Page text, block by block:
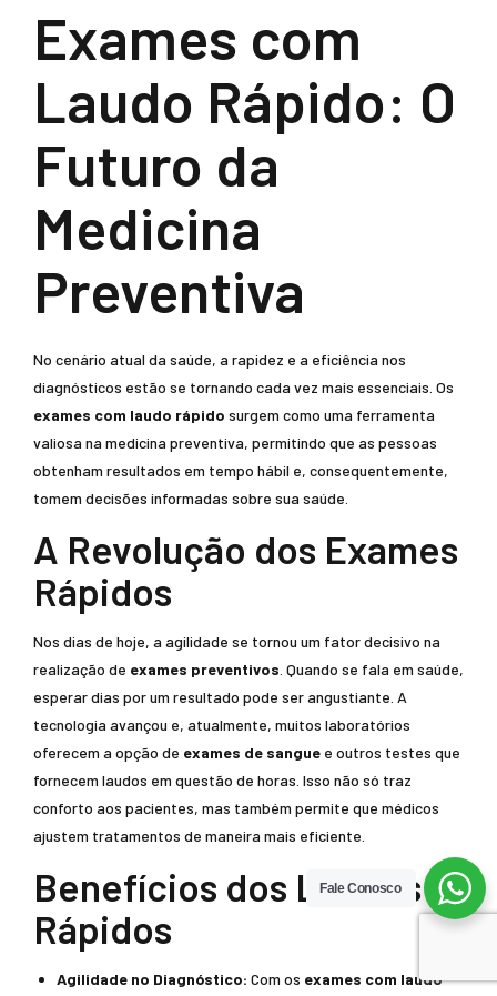
Exames com
Laudo Rápido: O
Futuro da
Medicina
Preventiva
No cenário atual da saúde, a rapidez e a eficiência nos
diagnósticos estão se tornando cada vez mais essenciais. Os
exames com laudo rápido surgem como uma ferramenta
valiosa na medicina preventiva, permitindo que as pessoas
obtenham resultados em tempo hábil e, consequentemente,
tomem decisões informadas sobre sua saúde.
A Revolução dos Exames
Rápidos
Nos dias de hoje, a agilidade se tornou um fator decisivo na
realização de exames preventivos . Quando se fala em saúde,
esperar dias por um resultado pode ser angustiante. A
tecnologia avançou e, atualmente, muitos laboratórios
oferecem a opção de exames de sangue e outros testes que
fornecem laudos em questão de horas. Isso não só traz
conforto aos pacientes, mas também permite que médicos
ajustem tratamentos de maneira mais eficiente.
Benefícios dos Laudos
Rápidos
Agilidade no Diagnóstico: Com os exames com laudo
Fale Conosco